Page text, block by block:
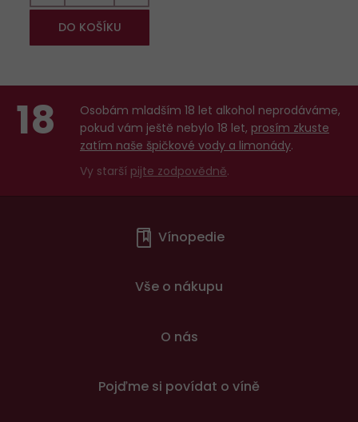
DO KOŠÍKU
18
Osobám mladším 18 let alkohol neprodáváme,
pokud vám ještě nebylo 18 let, prosím zkuste
zatím naše špičkové vody a limonády.
Vy starší pijte zodpovědně.
Vínopedie
Vše o nákupu
O nás
Pojďme si povídat o víně